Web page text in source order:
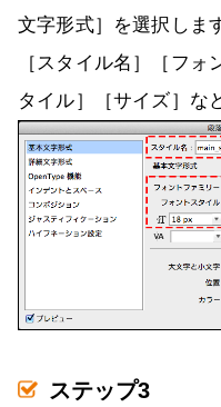
文字形式］を選択しま
［スタイル名］［フ
タイル］［サイズ］な
ステップ3